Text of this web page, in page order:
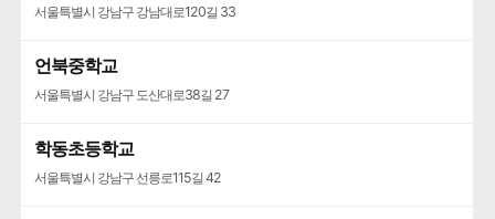
서울특별시 강남구 강남대로120길 33
언북중학교
서울특별시 강남구 도산대로38길 27
학동초등학교
서울특별시 강남구 선릉로115길 42